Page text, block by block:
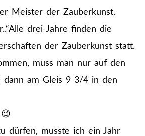
Meister der Zauberkunst.
Alle drei Jahre finden die
der Zauberkunst statt.
muss man nur auf den
dann am Gleis 9 3/4 in den
dürfen, musste ich ein Jahr